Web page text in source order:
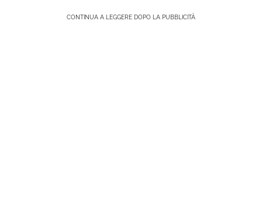
CONTINUA A LEGGERE DOPO LA PUBBLICITÀ